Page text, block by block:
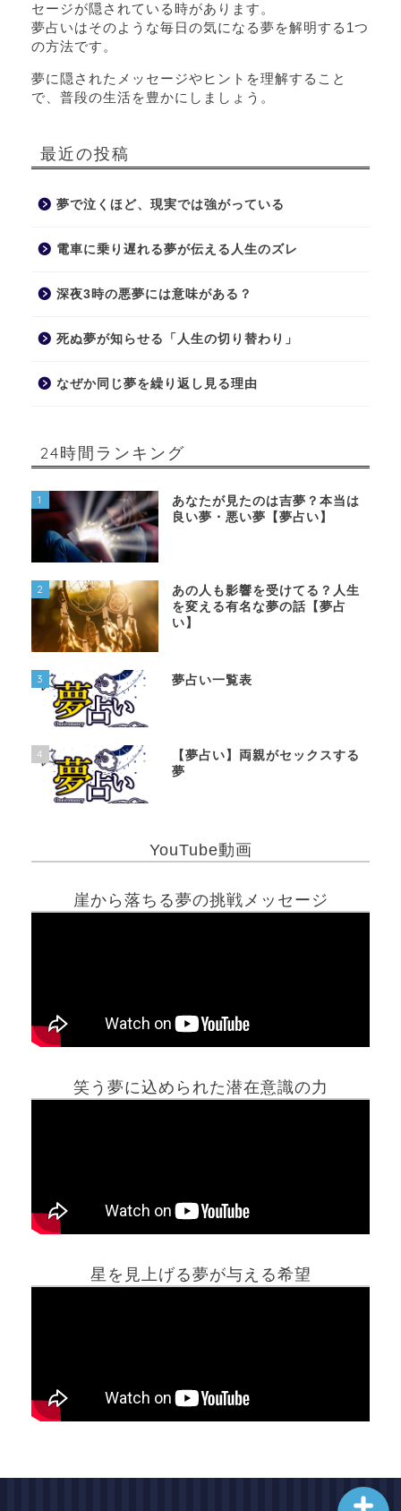
セージが隠されている時があります。
夢占いはそのような毎日の気になる夢を解明する1つ
の方法です。
夢に隠されたメッセージやヒントを理解すること
で、普段の生活を豊かにしましょう。
最近の投稿
夢で泣くほど、現実では強がっている
電車に乗り遅れる夢が伝える人生のズレ
深夜3時の悪夢には意味がある？
死ぬ夢が知らせる「人生の切り替わり」
なぜか同じ夢を繰り返し見る理由
24時間ランキング
1
あなたが見たのは吉夢？本当は
良い夢・悪い夢【夢占い】
2
あの人も影響を受けてる？人生
を変える有名な夢の話【夢占
い】
3 夢占い一覧表
4
【夢占い】両親がセックスする
夢
YouTube動画
崖から落ちる夢の挑戦メッセージ
笑う夢に込められた潜在意識の力
星を見上げる夢が与える希望
ホーム
最新記事動画